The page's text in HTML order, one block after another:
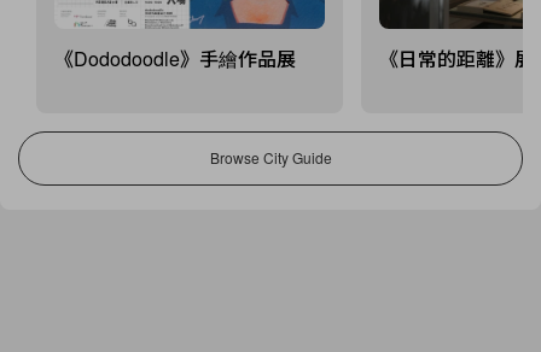
《Dododoodle》手繪作品展 《日常的距離》展
Browse City Guide